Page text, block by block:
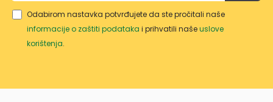
Odabirom nastavka potvrđujete da ste pročitali naše
informacije o zaštiti podataka i prihvatili našeuslove
korištenja.